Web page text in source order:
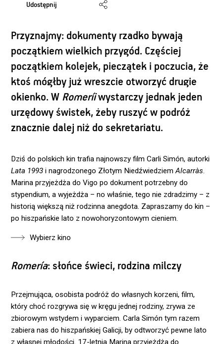
Udostępnij
Przyznajmy: dokumenty rzadko bywają
początkiem wielkich przygód. Częściej
początkiem kolejek, pieczątek i poczucia, że
ktoś mógłby już wreszcie otworzyć drugie
okienko. W Romeríiwystarczy jednak jeden
urzędowy świstek, żeby ruszyć w podróż
znacznie dalej niż do sekretariatu.
Dziś do polskich kin trafia najnowszy film Carli Simón, autorki
Lata 1993 i nagrodzonego Złotym NiedźwiedziemAlcarràs.
Marina przyjeżdża do Vigo po dokument potrzebny do
stypendium, a wyjeżdża – no właśnie, tego nie zdradzimy – z
historią większą niż rodzinna anegdota. Zapraszamy do kin –
po hiszpańskie lato z nowohoryzontowym cieniem.
Wybierz kino
Romería: słońce świeci, rodzina milczy
Przejmująca, osobista podróż do własnych korzeni, film,
który choć rozgrywa się w kręgu jednej rodziny, zrywa ze
zbiorowym wstydem i wyparciem. Carla Simón tym razem
zabiera nas do hiszpańskiej Galicji, by odtworzyć pewne lato
z własnej młodości. 17-letnia Marina przyjeżdża do